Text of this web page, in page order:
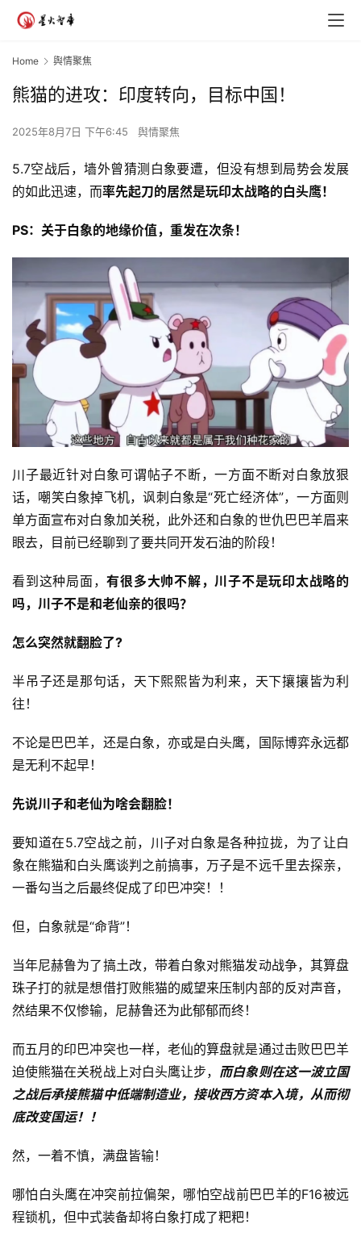
Home 舆情聚焦
熊猫的进攻：印度转向，目标中国！
2025年8月7日 下午6:45 舆情聚焦
5.7空战后，墙外曾猜测白象要遭，但没有想到局势会发展
的如此迅速，而率先起刀的居然是玩印太战略的白头鹰！
PS：关于白象的地缘价值，重发在次条！
川子最近针对白象可谓帖子不断，一方面不断对白象放狠
话，嘲笑白象掉飞机，讽刺白象是“死亡经济体”，一方面则
单方面宣布对白象加关税，此外还和白象的世仇巴巴羊眉来
眼去，目前已经聊到了要共同开发石油的阶段！
看到这种局面，有很多大帅不解，川子不是玩印太战略的
吗，川子不是和老仙亲的很吗？
怎么突然就翻脸了?
半吊子还是那句话，天下熙熙皆为利来，天下攘攘皆为利
往！
不论是巴巴羊，还是白象，亦或是白头鹰，国际博弈永远都
是无利不起早！
先说川子和老仙为啥会翻脸！
要知道在5.7空战之前，川子对白象是各种拉拢，为了让白
象在熊猫和白头鹰谈判之前搞事，万子是不远千里去探亲，
一番勾当之后最终促成了印巴冲突！！
但，白象就是“命背”！
当年尼赫鲁为了搞土改，带着白象对熊猫发动战争，其算盘
珠子打的就是想借打败熊猫的威望来压制内部的反对声音，
然结果不仅惨输，尼赫鲁还为此郁郁而终！
而五月的印巴冲突也一样，老仙的算盘就是通过击败巴巴羊
迫使熊猫在关税战上对白头鹰让步， 而白象则在这一波立国
之战后承接熊猫中低端制造业，接收西方资本入境，从而彻
底改变国运！！
然，一着不慎，满盘皆输！
哪怕白头鹰在冲突前拉偏架，哪怕空战前巴巴羊的F16被远
程锁机，但中式装备却将白象打成了粑粑！